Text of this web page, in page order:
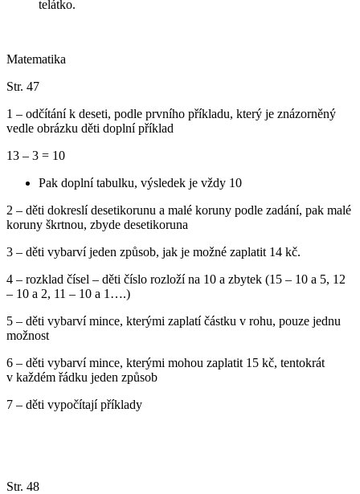
telátko.
Matematika
Str. 47
1 – odčítání k deseti, podle prvního příkladu, který je znázorněný
vedle obrázku děti doplní příklad
13 – 3 = 10
Pak doplní tabulku, výsledek je vždy 10
2 – děti dokreslí desetikorunu a malé koruny podle zadání, pak malé
koruny škrtnou, zbyde desetikoruna
3 – děti vybarví jeden způsob, jak je možné zaplatit 14 kč.
4 – rozklad čísel – děti číslo rozloží na 10 a zbytek (15 – 10 a 5, 12
– 10 a 2, 11 – 10 a 1….)
5 – děti vybarví mince, kterými zaplatí částku v rohu, pouze jednu
možnost
6 – děti vybarví mince, kterými mohou zaplatit 15 kč, tentokrát
v každém řádku jeden způsob
7 – děti vypočítají příklady
Str. 48